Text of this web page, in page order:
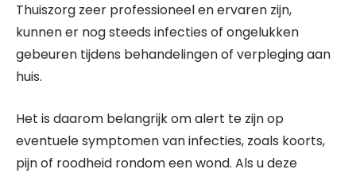
Thuiszorg zeer professioneel en ervaren zijn,
kunnen er nog steeds infecties of ongelukken
gebeuren tijdens behandelingen of verpleging aan
huis.
Het is daarom belangrijk om alert te zijn op
eventuele symptomen van infecties, zoals koorts,
pijn of roodheid rondom een wond. Als u deze